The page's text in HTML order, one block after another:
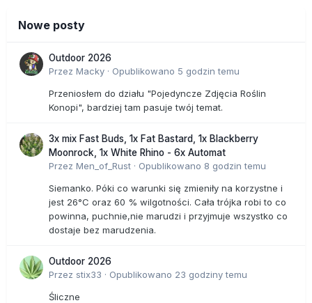
Nowe posty
Outdoor 2026
Przez Macky · Opublikowano 5 godzin temu
Przeniosłem do działu "Pojedyncze Zdjęcia Roślin
Konopi", bardziej tam pasuje twój temat.
3x mix Fast Buds, 1x Fat Bastard, 1x Blackberry
Moonrock, 1x White Rhino - 6x Automat
Przez Men_of_Rust · Opublikowano 8 godzin temu
Siemanko. Póki co warunki się zmieniły na korzystne i
jest 26°C oraz 60 % wilgotności. Cała trójka robi to co
powinna, puchnie,nie marudzi i przyjmuje wszystko co
dostaje bez marudzenia.
Outdoor 2026
Przez stix33 · Opublikowano 23 godziny temu
Śliczne